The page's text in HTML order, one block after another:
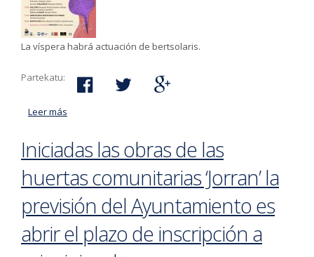
La víspera habrá actuación de bertsolaris.
Partekatu:
Leer más
Iniciadas las obras de las
huertas comunitarias ‘Jorran’ la
previsión del Ayuntamiento es
abrir el plazo de inscripción a